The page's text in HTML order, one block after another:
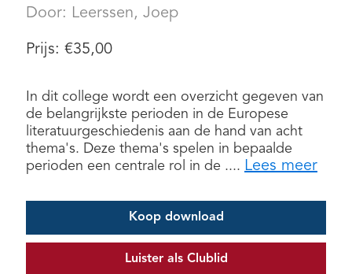
Door: Leerssen, Joep
Prijs: €35,00
In dit college wordt een overzicht gegeven van
de belangrijkste perioden in de Europese
literatuurgeschiedenis aan de hand van acht
thema's. Deze thema's spelen in bepaalde
perioden een centrale rol in de .... Lees meer
Koop download
Luister als Clublid